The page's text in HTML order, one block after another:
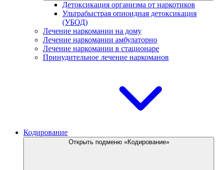
Детоксикация организма от наркотиков
Ультрабыстрая опиоидная детоксикация
(УБОД)
Лечение наркомании на дому
Лечение наркомании амбулаторно
Лечение наркомании в стационаре
Принудительное лечение наркоманов
Кодирование
Открыть подменю «Кодирование»